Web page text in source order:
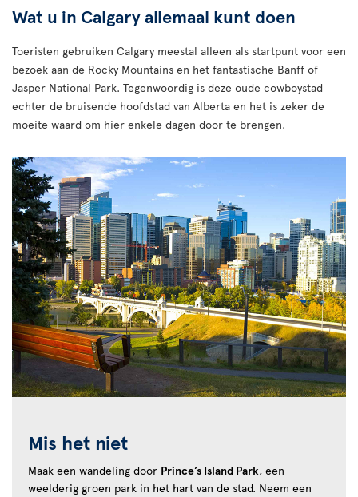
Wat u in Calgary allemaal kunt doen
Toeristen gebruiken Calgary meestal alleen als startpunt voor een
bezoek aan de Rocky Mountains en het fantastische Banff of
Jasper National Park. Tegenwoordig is deze oude cowboystad
echter de bruisende hoofdstad van Alberta en het is zeker de
moeite waard om hier enkele dagen door te brengen.
Mis het niet
Maak een wandeling door Prince’s Island Park, een
weelderig groen park in het hart van de stad. Neem een